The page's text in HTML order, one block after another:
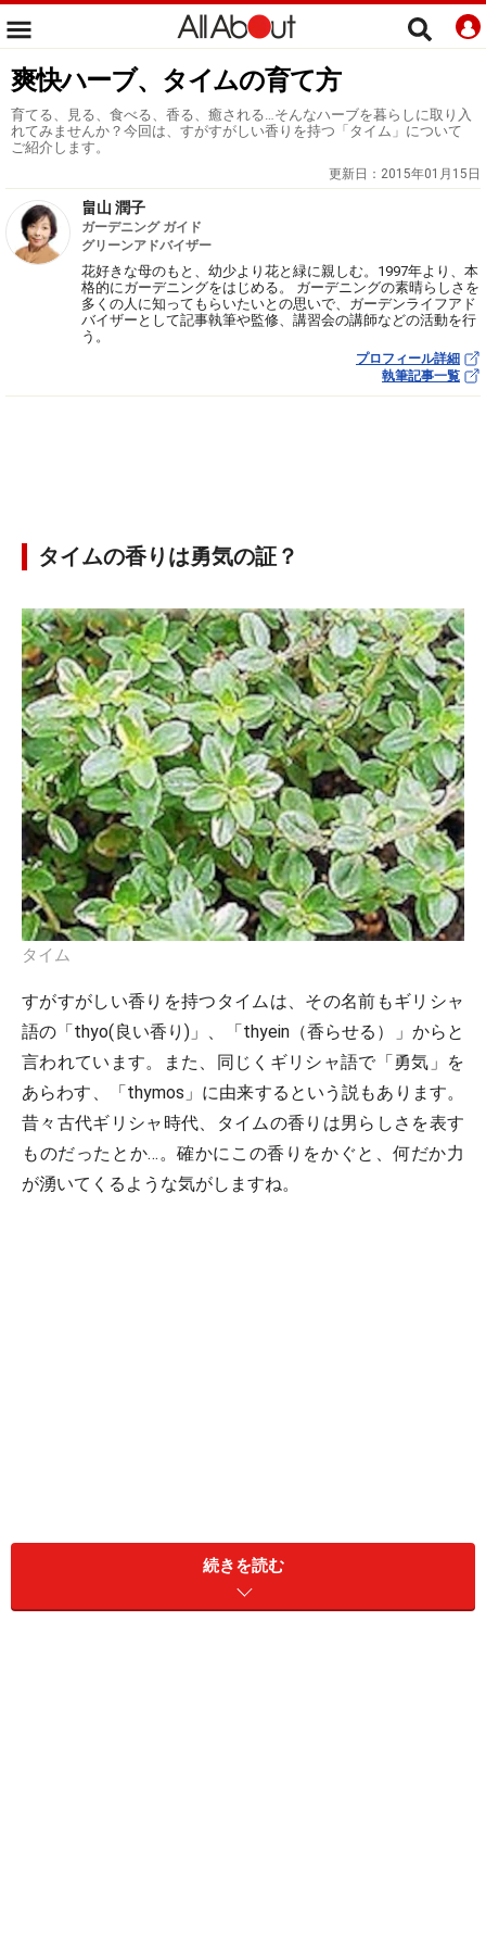
爽快ハーブ、タイムの育て方
育てる、見る、食べる、香る、癒される…そんなハーブを暮らしに取り入
れてみませんか？今回は、すがすがしい香りを持つ「タイム」について
ご紹介します。
更新日： 2015年01月15日
畠山 潤子
ガーデニング ガイド
グリーンアドバイザー
花好きな母のもと、幼少より花と緑に親しむ。1997年より、本
格的にガーデニングをはじめる。 ガーデニングの素晴らしさを
多くの人に知ってもらいたいとの思いで、ガーデンライフアド
バイザーとして記事執筆や監修、講習会の講師などの活動を行
う。
プロフィール詳細
執筆記事一覧
タイムの香りは勇気の証？
タイム
すがすがしい香りを持つタイムは、その名前もギリシャ
語の「thyo(良い香り)」、「thyein（香らせる）」からと
言われています。また、同じくギリシャ語で「勇気」を
あらわす、「thymos」に由来するという説もあります。
昔々古代ギリシャ時代、タイムの香りは男らしさを表す
ものだったとか…。確かにこの香りをかぐと、何だか力
が湧いてくるような気がしますね。
続きを読む